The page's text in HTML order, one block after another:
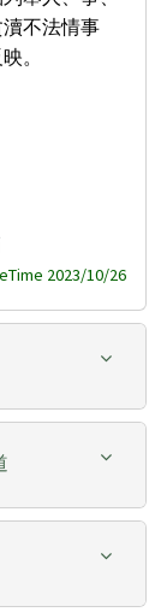
不法情事
。
2023/10/26